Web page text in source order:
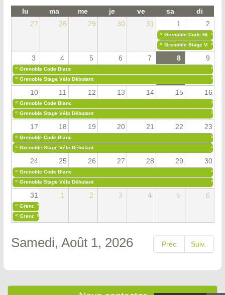
lu ma me je ve sa
di
27
28 29 30 31 1 2
« Grenoble Code Blanc
»
« Grenoble Stage Vélo
»
3 4 5 6 7 8 9
« Grenoble Code Blanc
»
« Grenoble Stage Vélo Débutant »
10 11 12 13 14 15 16
« Grenoble Code Blanc
»
« Grenoble Stage Vélo Débutant »
17 18 19 20 21 22 23
« Grenoble Code Blanc
»
« Grenoble Stage Vélo Débutant »
24 25 26 27 28 29 30
« Grenoble Code Blanc
»
« Grenoble Stage Vélo Débutant »
31 1 2 3 4 5 6
« Grenoble Code Blanc
»
« Grenoble Stage Vélo Débutant
»
Préc. Suiv.
Samedi, Août 1, 2026